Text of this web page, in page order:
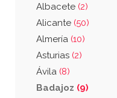
Albacete (2)
Alicante (50)
Almería (10)
Asturias (2)
Ávila (8)
Badajoz (9)